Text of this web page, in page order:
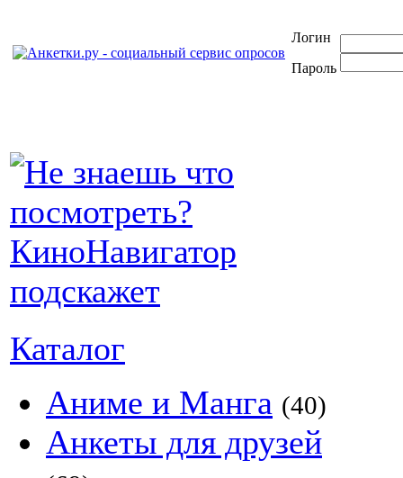
Логин
Пароль
Каталог
Аниме и Манга (40)
Анкеты для друзей